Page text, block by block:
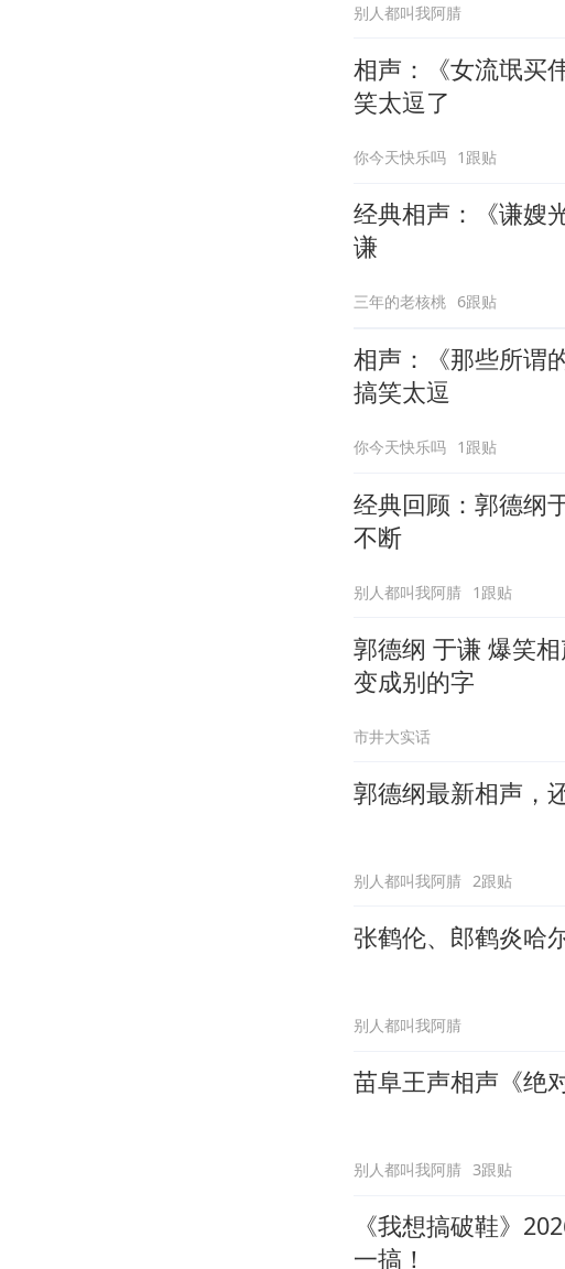
别人都叫我阿腈
相声：《女流氓买
笑太逗了
你今天快乐吗 1跟贴
经典相声：《谦嫂
谦
三年的老核桃 6跟贴
相声：《那些所谓
搞笑太逗
你今天快乐吗 1跟贴
经典回顾：郭德纲
不断
别人都叫我阿腈 1跟贴
郭德纲 于谦 爆笑
变成别的字
市井大实话
郭德纲最新相声，
别人都叫我阿腈 2跟贴
张鹤伦、郎鹤炎哈
别人都叫我阿腈
苗阜王声相声《绝
别人都叫我阿腈 3跟贴
《我想搞破鞋》
一搞！